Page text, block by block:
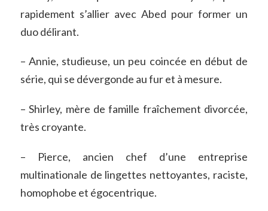
rapidement s’allier avec Abed pour former un
duo délirant.
– Annie, studieuse, un peu coincée en début de
série, qui se dévergonde au fur et à mesure.
– Shirley, mère de famille fraîchement divorcée,
très croyante.
– Pierce, ancien chef d’une entreprise
multinationale de lingettes nettoyantes, raciste,
homophobe et égocentrique.